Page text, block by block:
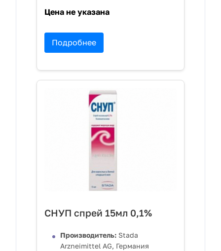
Цена не указана
Подробнее
СНУП спрей 15мл 0,1%
Производитель: Stada
Arzneimittel AG, Германия